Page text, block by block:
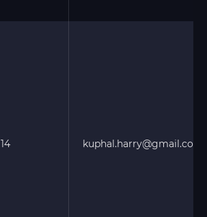
14 kuphal.harry@gmail.com